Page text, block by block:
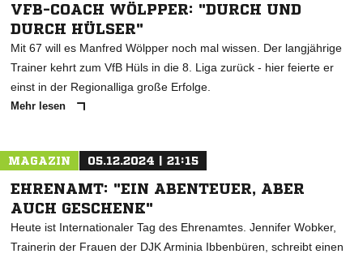
VFB-COACH WÖLPPER: "DURCH UND
DURCH HÜLSER"
Mit 67 will es Manfred Wölpper noch mal wissen. Der langjährige
Trainer kehrt zum VfB Hüls in die 8. Liga zurück - hier feierte er
einst in der Regionalliga große Erfolge.
Mehr lesen
MAGAZIN 05.12.2024 | 21:15
EHRENAMT: "EIN ABENTEUER, ABER
AUCH GESCHENK"
Heute ist Internationaler Tag des Ehrenamtes. Jennifer Wobker,
Trainerin der Frauen der DJK Arminia Ibbenbüren, schreibt einen